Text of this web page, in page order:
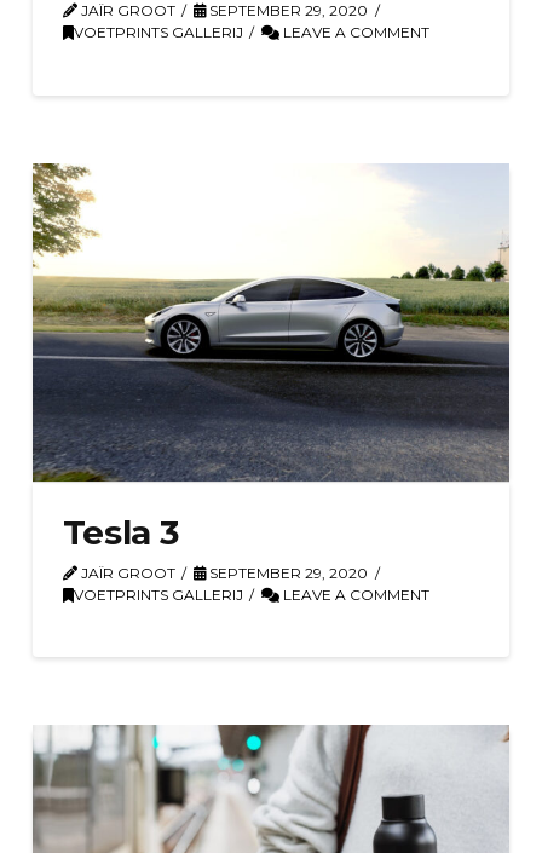
JAÏR GROOT
SEPTEMBER 29, 2020
VOETPRINTS GALLERIJ
LEAVE A COMMENT
Tesla 3
JAÏR GROOT
SEPTEMBER 29, 2020
VOETPRINTS GALLERIJ
LEAVE A COMMENT